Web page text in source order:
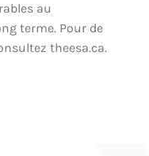
au
terme. Pour de
theesa.ca.